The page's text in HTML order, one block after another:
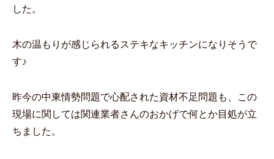
した。
木の温もりが感じられるステキなキッチンになりそうで
す♪
昨今の中東情勢問題で心配された資材不足問題も、この
現場に関しては関連業者さんのおかげで何とか目処が立
ちました。